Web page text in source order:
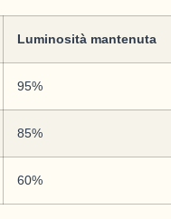
Luminosità mantenuta
95%
85%
60%